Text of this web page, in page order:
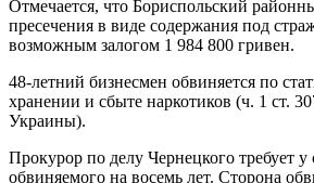
Отмечается, что Бориспольский
пресечения в виде содержания под
возможным залогом 1 984 800 гривен.
48-летний бизнесмен обвиняется по
хранении и сбыте наркотиков (ч. 1 ст.
Украины).
Прокурор по делу Чернецкого требует у
обвиняемого на восемь лет. Сторона